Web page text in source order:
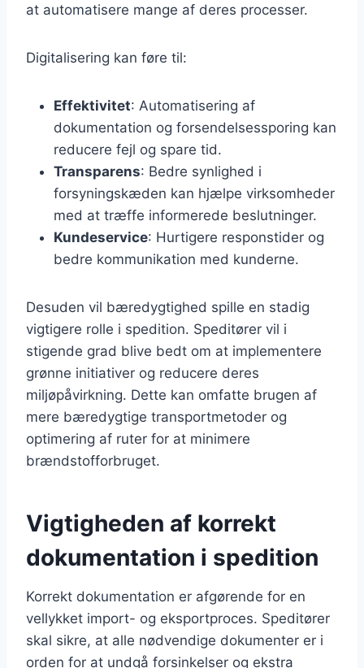
at automatisere mange af deres processer.
Digitalisering kan føre til:
Effektivitet: Automatisering af
dokumentation og forsendelsessporing kan
reducere fejl og spare tid.
Transparens: Bedre synlighed i
forsyningskæden kan hjælpe virksomheder
med at træffe informerede beslutninger.
Kundeservice: Hurtigere responstider og
bedre kommunikation med kunderne.
Desuden vil bæredygtighed spille en stadig
vigtigere rolle i spedition. Speditører vil i
stigende grad blive bedt om at implementere
grønne initiativer og reducere deres
miljøpåvirkning. Dette kan omfatte brugen af
mere bæredygtige transportmetoder og
optimering af ruter for at minimere
brændstofforbruget.
Vigtigheden af korrekt
dokumentation i spedition
Korrekt dokumentation er afgørende for en
vellykket import- og eksportproces. Speditører
skal sikre, at alle nødvendige dokumenter er i
orden for at undgå forsinkelser og ekstra